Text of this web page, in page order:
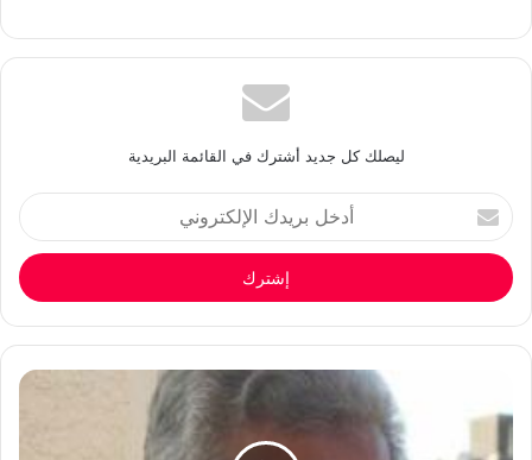
ليصلك كل جديد أشترك في القائمة البريدية
أدخل
بريدك
الإلكتروني